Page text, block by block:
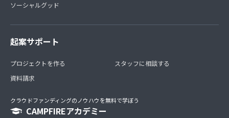
ソーシャルグッド
起案サポート
プロジェクトを作る
資料請求
スタッフに相談する
クラウドファンディングのノウハウを無料で学ぼう
CAMPFIREアカデミー